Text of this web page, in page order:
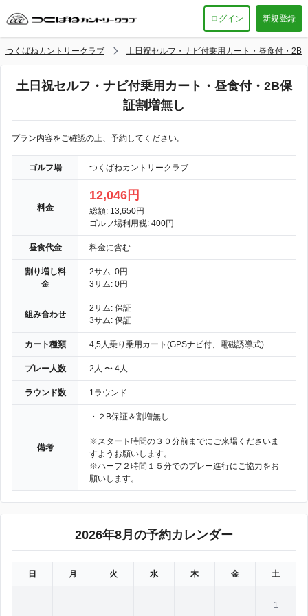
ログイン 新規登録
つくばねカントリークラブ 土日祝セルフ・ナビ付乗用カート・昼食付・2B
土日祝セルフ・ナビ付乗用カート・昼食付・2B保
証割増無し
プラン内容をご確認の上、予約してください。
ゴルフ場 つくばねカントリークラブ
料金
12,046円
総額: 13,650円
ゴルフ場利用税: 400円
昼食代金 料金に含む
割り増し料
金
2サム: 0円
3サム: 0円
組み合わせ
2サム: 保証
3サム: 保証
カート種類 4,5人乗り乗用カート(GPSナビ付、電磁誘導式)
プレー人数 2人 〜 4人
ラウンド数 1ラウンド
備考
・２B保証＆割増無し
※スタート時間の３０分前までにご来場くださいま
すようお願いします。
※ハーフ２時間１５分でのプレー進行にご協力をお
願いします。
2026年8月の予約カレンダー
日 月 火 水 木 金 土
1